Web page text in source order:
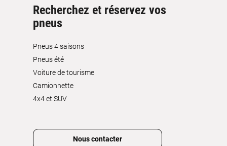
Recherchez et réservez vos
pneus
Pneus 4 saisons
Pneus été
Voiture de tourisme
Camionnette
4x4 et SUV
Nous contacter